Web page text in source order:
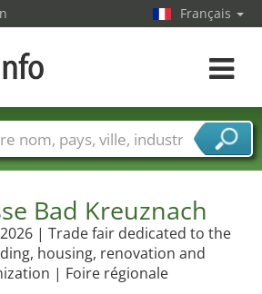
Bad Kreuznach
| Trade fair dedicated to the
housing, renovation and
| Foire régionale
Français
Toggle
Villes
Secteurs de foire